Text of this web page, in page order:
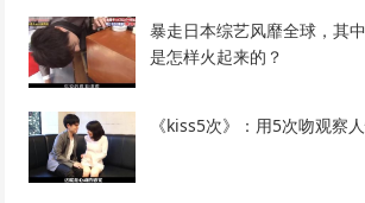
暴走日本综艺风靡全球，其
是怎样火起来的？
《kiss5次》：用5次吻观察